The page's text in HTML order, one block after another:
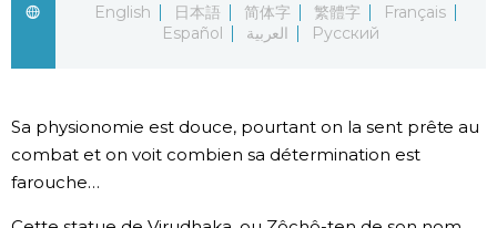
Chroniques
Vidéos
English
日本語 简体字 繁體字
Français
Español
العربية Русский
Sa physionomie est douce, pourtant on la sent prête au
combat et on voit combien sa détermination est
farouche…